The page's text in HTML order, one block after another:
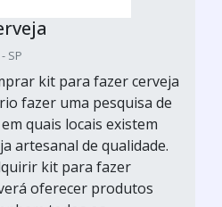
SP
kit para fazer cerveja
fazer uma pesquisa de
quais locais existem
artesanal de qualidade.
kit para fazer
oferecer produtos